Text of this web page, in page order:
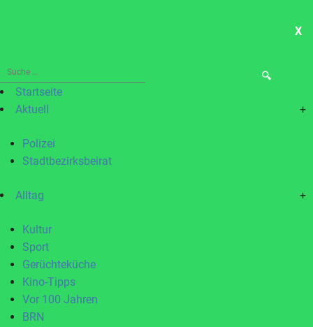
X
Suche
nach:Startseite
Aktuell
+
Polizei
Stadtbezirksbeirat
Alltag +
Kultur
Sport
Gerüchteküche
Kino-Tipps
Vor 100 Jahren
BRN